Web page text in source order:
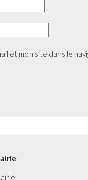
et mon site dans le